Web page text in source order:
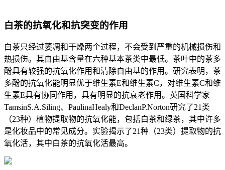
白茶的抗氧化和抗突变的作用
白茶只经过萎凋和干燥两个过程，不会受到严重的机械损伤和
热损伤。其自由基含量在六种基本茶类中最低。茶叶中的茶多
酚具有较强的抗氧化作用和清除自由基的作用。研究表明，茶
多酚的抗氧化能明显优于维生素E和维生素C，对维生素C和维
生素E具有协同作用，具有明显的抗衰老作用。英国科学家
TamsinS.A.Siling、PaulinaHealy和DeclanP.Norton研究了21类
（23种）植物提取物的抗氧化能，包括白茶和绿茶，其中许多
是化妆品中的常见成分。实验揭示了21种（23类）提取物的抗
氧化活，其中白茶的抗氧化活最高。